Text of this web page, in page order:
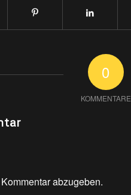
0
KOMMENTARE
abzugeben.